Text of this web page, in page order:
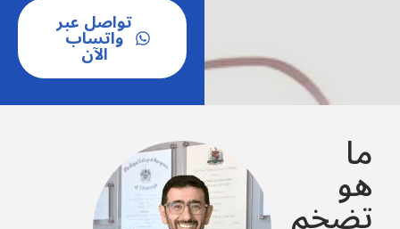
تواصل عبر
واتساب
الآن
ما
هو